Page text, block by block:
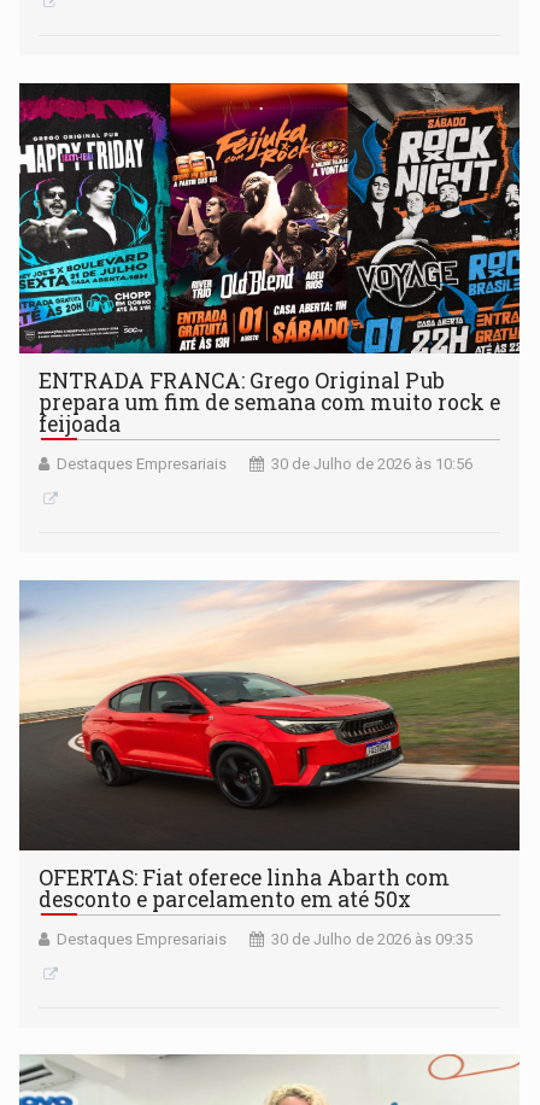
ENTRADA FRANCA: Grego Original Pub
prepara um fim de semana com muito rock e
feijoada
Destaques Empresariais 30 de Julho de 2026 às 10:56
OFERTAS: Fiat oferece linha Abarth com
desconto e parcelamento em até 50x
Destaques Empresariais 30 de Julho de 2026 às 09:35